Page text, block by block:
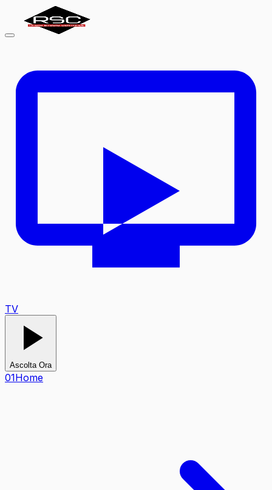
Ascolta Ora
01Home